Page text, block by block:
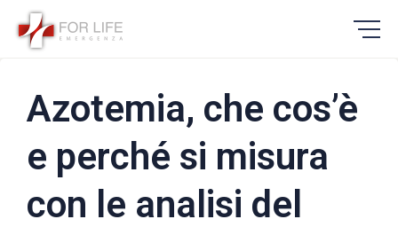
Azotemia, che cos’è
e perché si misura
con le analisi del